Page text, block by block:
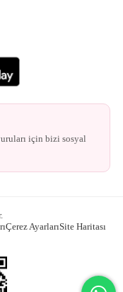
için bizi sosyal
Çerez AyarlarıSite Haritası